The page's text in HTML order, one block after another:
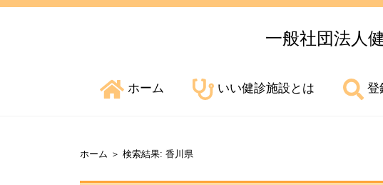
一般社団法人
ホーム いい健診施設とは 登
ホーム ＞ 検索結果: 香川県